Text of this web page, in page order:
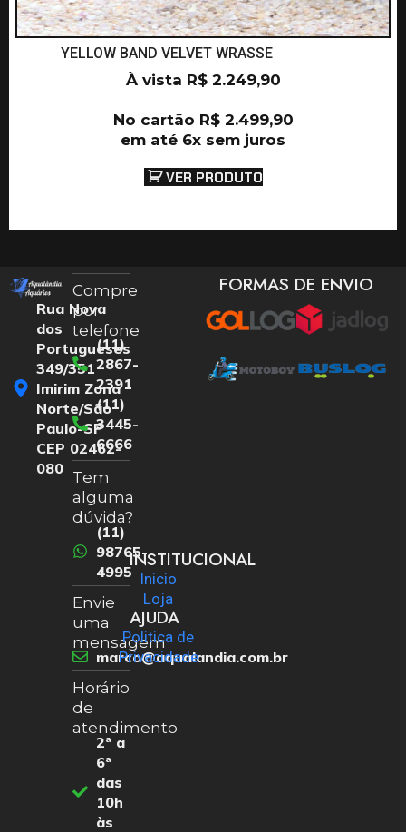
YELLOW BAND VELVET WRASSE
À vista R$2.249,90
No cartão R$2.499,90
em até 6x sem juros
VER PRODUTO
Rua Nova
dos
Portugueses
349/351
Imirim Zona
Norte/São
Paulo-SP
CEP 02462-
080
Compre
por
telefone
(11)
2867-
2391
(11)
3445-
6666
Tem
alguma
dúvida?
(11)
98765-
4995
Envie
uma
mensagem
marco@aqualandia.com.br
Horário
de
atendimento
2ª a
6ª
das
10h
às
INSTITUCIONAL
Inicio
Loja
AJUDA
Politica de
Privacidade
FORMAS DE ENVIO